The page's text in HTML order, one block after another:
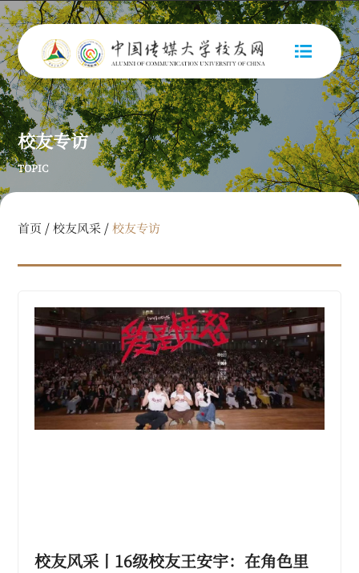
校友专访
TOPIC
首页 /校友风采 /校友专访
校友风采丨16级校友王安宇：在角色里